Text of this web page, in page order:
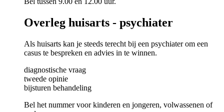
Overleg huisarts - psychiater
Als huisarts kan je steeds terecht bij een psychiater om een
casus te bespreken en advies in te winnen.
diagnostische vraag
tweede opinie
bijsturen behandeling
Bel het nummer voor kinderen en jongeren, volwassenen of